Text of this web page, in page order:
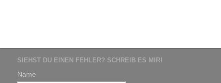
SIEHST DU EINEN FEHLER? SCHREIB ES MIR!
Name